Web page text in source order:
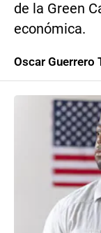
de la Green
económica.
Oscar Guerrero